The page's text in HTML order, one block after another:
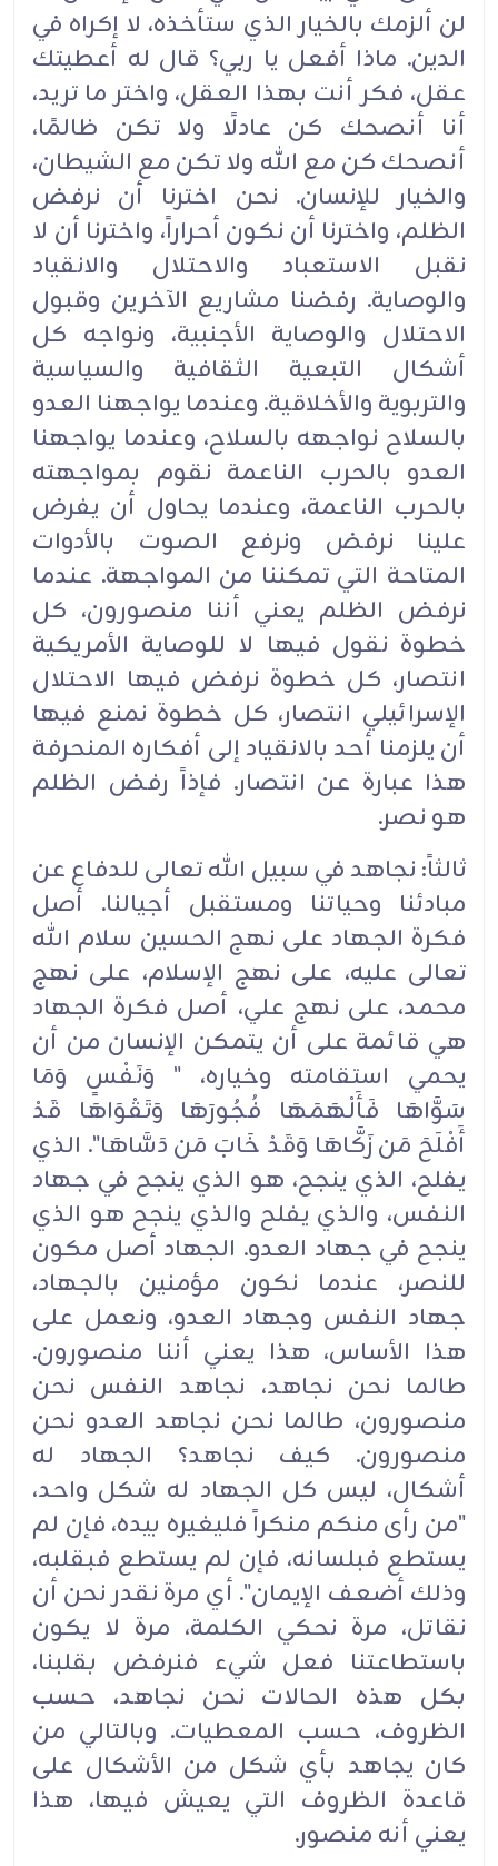
لن ألزمك بالخيار الذي ستأخذه، لا إكراه في
الدين. ماذا أفعل يا ربي؟ قال له أعطيتك
عقل، فكر أنت بهذا العقل، واختر ما تريد،
أنا أنصحك كن عادلًا ولا تكن ظالمًا،
أنصحك كن مع الله ولا تكن مع الشيطان،
والخيار للإنسان. نحن اخترنا أن نرفض
الظلم، واخترنا أن نكون أحراراً، واخترنا أن لا
نقبل الاستعباد والاحتلال والانقياد
والوصاية. رفضنا مشاريع الآخرين وقبول
الاحتلال والوصاية الأجنبية، ونواجه كل
أشكال التبعية الثقافية والسياسية
والتربوية والأخلاقية. وعندما يواجهنا العدو
بالسلاح نواجهه بالسلاح، وعندما يواجهنا
العدو بالحرب الناعمة نقوم بمواجهته
بالحرب الناعمة، وعندما يحاول أن يفرض
علينا نرفض ونرفع الصوت بالأدوات
المتاحة التي تمكننا من المواجهة. عندما
نرفض الظلم يعني أننا منصورون، كل
خطوة نقول فيها لا للوصاية الأمريكية
انتصار، كل خطوة نرفض فيها الاحتلال
الإسرائيلي انتصار، كل خطوة نمنع فيها
أن يلزمنا أحد بالانقياد إلى أفكاره المنحرفة
هذا عبارة عن انتصار. فإذاً رفض الظلم
هو نصر.
ثالثاً: نجاهد في سبيل الله تعالى للدفاع عن
مبادئنا وحياتنا ومستقبل أجيالنا. أصل
فكرة الجهاد على نهج الحسين سلام الله
تعالى عليه، على نهج الإسلام، على نهج
محمد، على نهج علي، أصل فكرة الجهاد
هي قائمة على أن يتمكن الإنسان من أن
يحمي استقامته وخياره، " وَنَفْسٍ وَمَا
سَوَّاهَا فَأَلْهَمَهَا فُجُورَهَا وَتَقْوَاهَا قَدْ
أَفْلَحَ مَن زَكَّاهَا وَقَدْ خَابَ مَن دَسَّاهَا". الذي
يفلح، الذي ينجح، هو الذي ينجح في جهاد
النفس، والذي يفلح والذي ينجح هو الذي
ينجح في جهاد العدو. الجهاد أصل مكون
للنصر، عندما نكون مؤمنين بالجهاد،
جهاد النفس وجهاد العدو، ونعمل على
هذا الأساس، هذا يعني أننا منصورون.
طالما نحن نجاهد، نجاهد النفس نحن
منصورون، طالما نحن نجاهد العدو نحن
منصورون. كيف نجاهد؟ الجهاد له
أشكال، ليس كل الجهاد له شكل واحد،
"من رأى منكم منكراً فليغيره بيده، فإن لم
يستطع فبلسانه، فإن لم يستطع فبقلبه،
وذلك أضعف الإيمان". أي مرة نقدر نحن أن
نقاتل، مرة نحكي الكلمة، مرة لا يكون
باستطاعتنا فعل شيء فنرفض بقلبنا،
بكل هذه الحالات نحن نجاهد، حسب
الظروف، حسب المعطيات. وبالتالي من
كان يجاهد بأي شكل من الأشكال على
قاعدة الظروف التي يعيش فيها، هذا
يعني أنه منصور.